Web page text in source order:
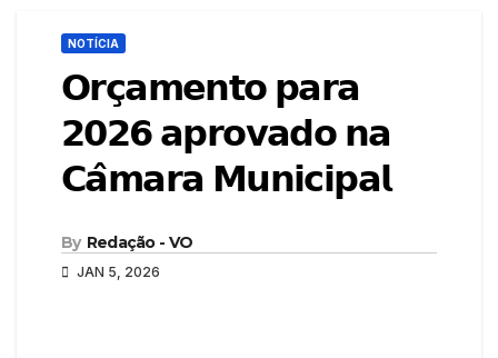
NOTÍCIA
𝗢𝗿𝗰̧𝗮𝗺𝗲𝗻𝘁𝗼 𝗽𝗮𝗿𝗮
𝟮𝟬𝟮𝟲 𝗮𝗽𝗿𝗼𝘃𝗮𝗱𝗼 𝗻𝗮
𝗖𝗮̂𝗺𝗮𝗿𝗮 𝗠𝘂𝗻𝗶𝗰𝗶𝗽𝗮𝗹
By Redação - VO
JAN 5, 2026